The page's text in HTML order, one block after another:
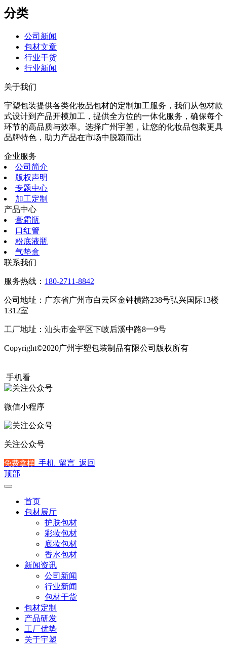
分类
公司新闻
包材文章
行业干货
行业新闻
关于我们
宇塑包装提供各类化妆品包材的定制加工服务，我们从包材款
式设计到产品开模加工，提供全方位的一体化服务，确保每个
环节的高品质与效率。选择广州宇塑，让您的化妆品包装更具
品牌特色，助力产品在市场中脱颖而出
企业服务
公司简介
版权声明
专题中心
加工定制
产品中心
膏霜瓶
口红管
粉底液瓶
气垫盒
联系我们
服务热线： 180-2711-8842
公司地址：广东省广州市白云区金钟横路238号弘兴国际13楼
1312室
工厂地址：汕头市金平区下岐后溪中路8一9号
Copyright©2020广州宇塑包装制品有限公司版权所有
手机看
微信小程序
关注公众号
免费拿样 手机 留言 返回
顶部
首页
包材展厅
护肤包材
彩妆包材
底妆包材
香水包材
新闻资讯
公司新闻
行业新闻
包材干货
包材定制
产品研发
工厂优势
关于宇塑